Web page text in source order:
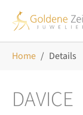
Home Details
DAVICE